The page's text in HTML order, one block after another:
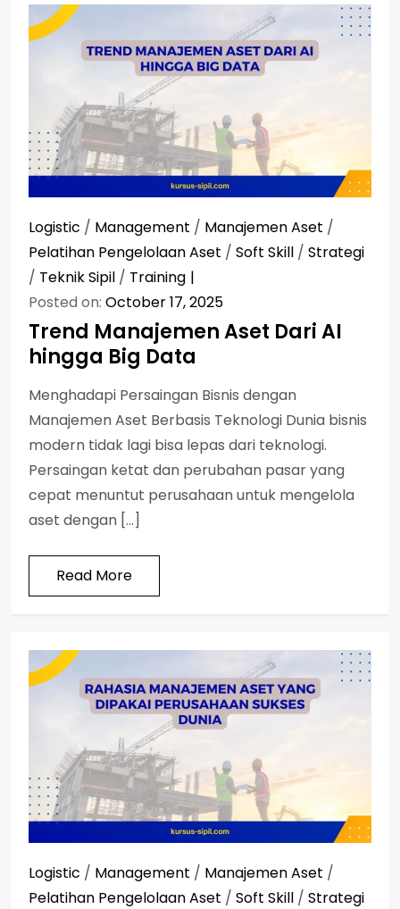
Logistic / Management / Manajemen Aset /
Pelatihan Pengelolaan Aset / Soft Skill / Strategi
/ Teknik Sipil / Training
Posted on: October 17, 2025
Trend Manajemen Aset Dari AI
hingga Big Data
Menghadapi Persaingan Bisnis dengan
Manajemen Aset Berbasis Teknologi Dunia bisnis
modern tidak lagi bisa lepas dari teknologi.
Persaingan ketat dan perubahan pasar yang
cepat menuntut perusahaan untuk mengelola
aset dengan […]
Read More
Logistic / Management / Manajemen Aset /
Pelatihan Pengelolaan Aset / Soft Skill / Strategi